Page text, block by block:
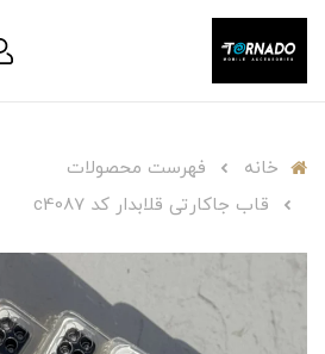
خانه
فهرست محصولات
قاب جاکارتی قلابدار کد c4087